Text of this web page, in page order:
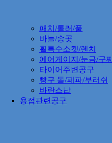
패치/롤러/풀
바늘/송곳
훨특수소켓/렌치
에어게이지/눈금/구찌
타이어주변공구
빵구 돌/페파/부러쉬
바란스납
용접관련공구